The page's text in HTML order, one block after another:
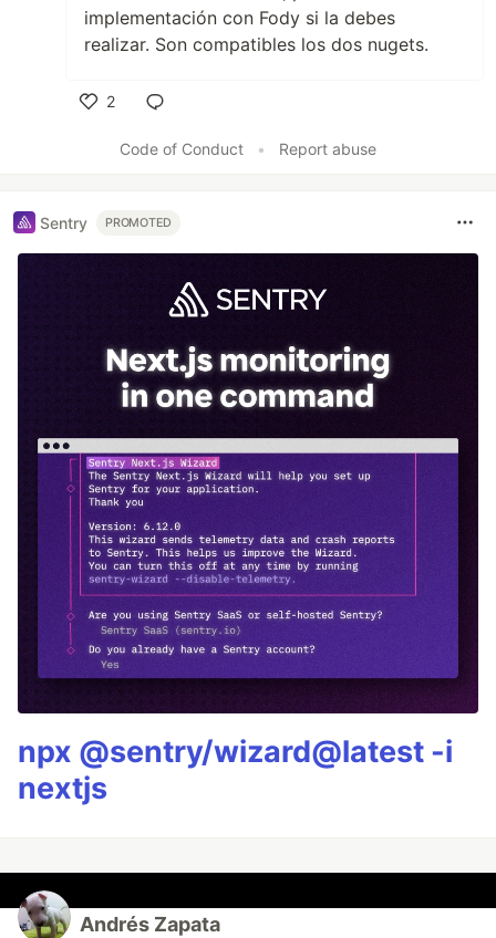
implementación con Fody si la debes
realizar. Son compatibles los dos nugets.
2
Code of Conduct
• Report abuse
Sentry PROMOTED
npx @sentry/wizard@latest -i
nextjs
Andrés Zapata